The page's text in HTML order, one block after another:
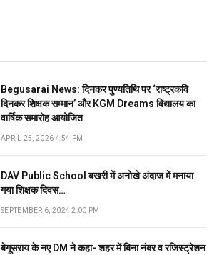
Begusarai News: दिनकर पुण्यतिथि पर ‘राष्ट्रकवि
दिनकर शिक्षक सम्मान’ और KGM Dreams विद्यालय का
वार्षिक समारोह आयोजित
APRIL 25, 2026 4:54 PM
DAV Public School बखरी में अनोखे अंदाज में मनाया
गया शिक्षक दिवस…
SEPTEMBER 6, 2024 2:00 PM
बेगूसराय के नए DM ने कहा- शहर में बिना नंबर व रजिस्ट्रेशन